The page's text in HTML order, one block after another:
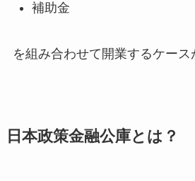
補助金
を組み合わせて開業するケース
日本政策金融公庫とは？